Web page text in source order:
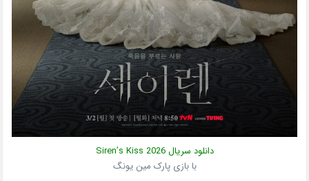
دانلود سریال Siren’s Kiss 2026
با بازی پارک مین یونگ